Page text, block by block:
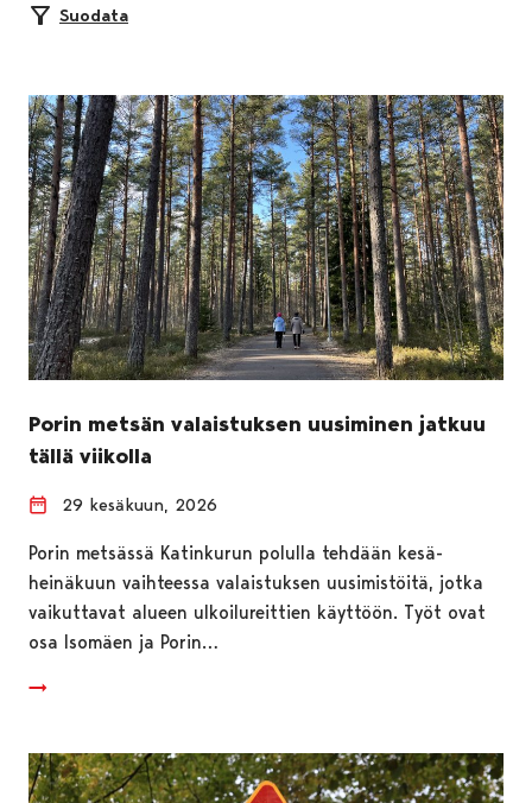
Suodata
Porin metsän valaistuksen uusiminen jatkuu
tällä viikolla
29 kesäkuun, 2026
Porin metsässä Katinkurun polulla tehdään kesä-
heinäkuun vaihteessa valaistuksen uusimistöitä, jotka
vaikuttavat alueen ulkoilureittien käyttöön. Työt ovat
osa Isomäen ja Porin…